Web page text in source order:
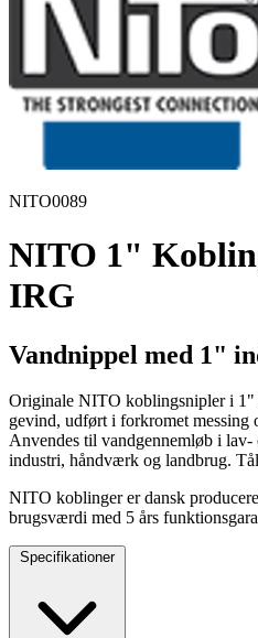
NITO0089
NITO 1"
IRG
Vandnippel med 1"
Originale NITO koblingsnipler i 1"
gevind, udført i forkromet messing
Anvendes til vandgennemløb i
industri, håndværk og landbrug.
NITO koblinger er dansk
brugsværdi med 5 års
Specifikationer